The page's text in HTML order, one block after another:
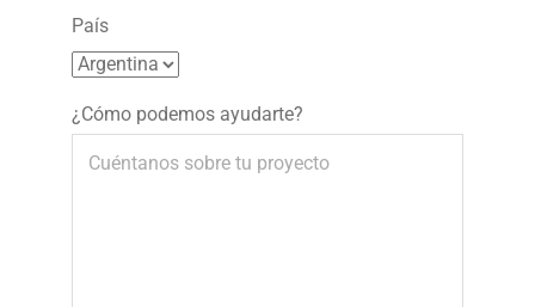
País
¿Cómo podemos ayudarte?